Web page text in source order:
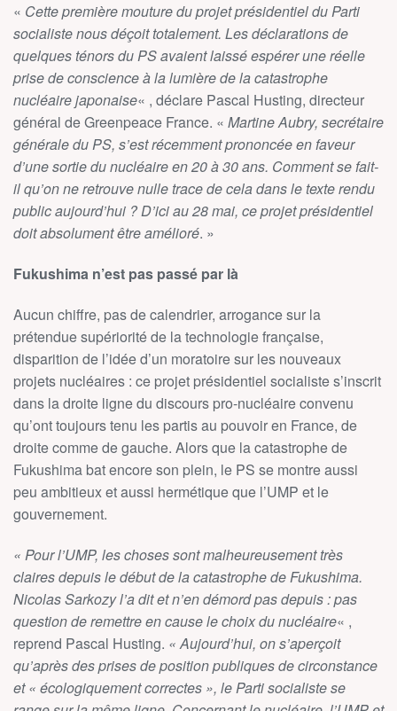
« Cette première mouture du projet présidentiel du Parti
socialiste nous déçoit totalement. Les déclarations de
quelques ténors du PS avaient laissé espérer une réelle
prise de conscience à la lumière de la catastrophe
nucléaire japonaise« , déclare Pascal Husting, directeur
général de Greenpeace France. « Martine Aubry, secrétaire
générale du PS, s’est récemment prononcée en faveur
d’une sortie du nucléaire en 20 à 30 ans. Comment se fait-
il qu’on ne retrouve nulle trace de cela dans le texte rendu
public aujourd’hui ? D’ici au 28 mai, ce projet présidentiel
doit absolument être amélioré. »
Fukushima n’est pas passé par là
Aucun chiffre, pas de calendrier, arrogance sur la
prétendue supériorité de la technologie française,
disparition de l’idée d’un moratoire sur les nouveaux
projets nucléaires : ce projet présidentiel socialiste s’inscrit
dans la droite ligne du discours pro-nucléaire convenu
qu’ont toujours tenu les partis au pouvoir en France, de
droite comme de gauche. Alors que la catastrophe de
Fukushima bat encore son plein, le PS se montre aussi
peu ambitieux et aussi hermétique que l’UMP et le
gouvernement.
« Pour l’UMP, les choses sont malheureusement très
claires depuis le début de la catastrophe de Fukushima.
Nicolas Sarkozy l’a dit et n’en démord pas depuis : pas
question de remettre en cause le choix du nucléaire« ,
reprend Pascal Husting. « Aujourd’hui, on s’aperçoit
qu’après des prises de position publiques de circonstance
et « écologiquement correctes », le Parti socialiste se